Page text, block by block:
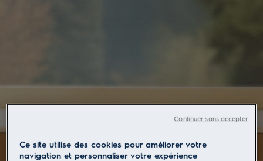
Ce site utilise des cookies pour améliorer votre
navigation et personnaliser votre expérience
Continuer sans accepter